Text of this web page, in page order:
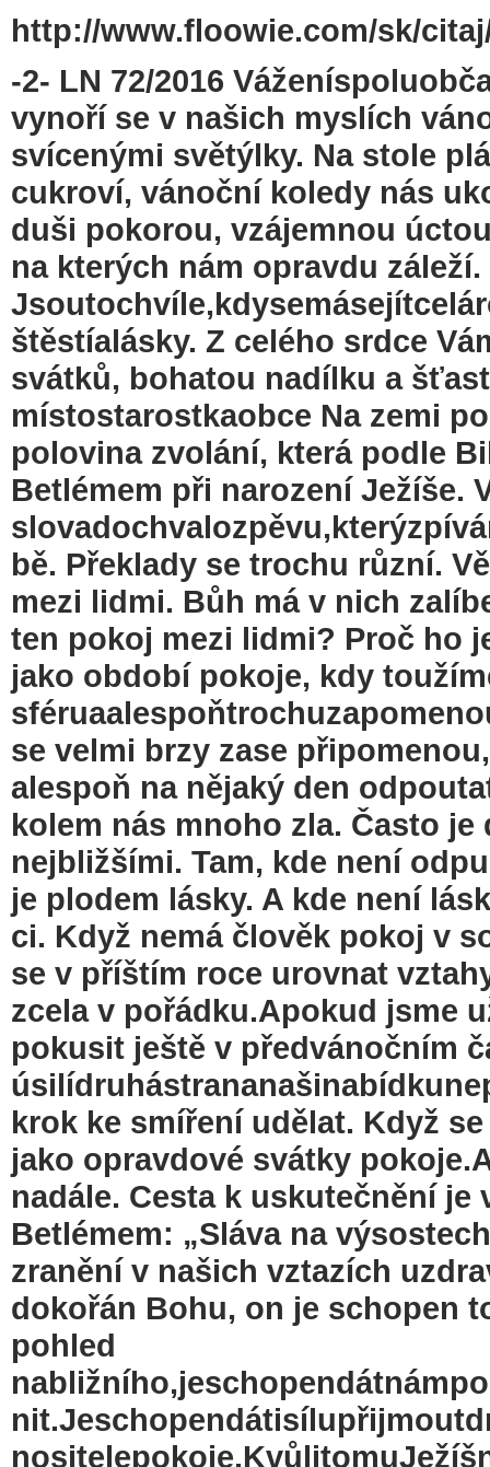
http://www.floowie.com/sk/
-2- LN 72/2016
vynoří se v našich myslích
svícenými světýlky. Na stole
cukroví, vánoční koledy nás
duši pokorou, vzájemnou
na kterých nám opravdu záleží.
štěstíalásky. Z celého srdce
svátků, bohatou nadílku a
místostarostkaobce Na zemi
polovina zvolání, která podle
Betlémem při narození Ježíše.
bě. Překlady se trochu různí.
mezi lidmi. Bůh má v nich
ten pokoj mezi lidmi? Proč ho
jako období pokoje, kdy
se velmi brzy zase
alespoň na nějaký den
kolem nás mnoho zla. Často
nejbližšími. Tam, kde není
je plodem lásky. A kde není
ci. Když nemá člověk pokoj v
se v příštím roce urovnat
zcela v pořádku.Apokud jsme
pokusit ještě v předvánočním
krok ke smíření udělat. Když
jako opravdové svátky
nadále. Cesta k uskutečnění
Betlémem: „Sláva na
zranění v našich vztazích
dokořán Bohu, on je schopen
pohled